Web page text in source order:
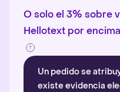
O solo el 3% sobre
Hellotext por
Un pedido se
existe evidencia